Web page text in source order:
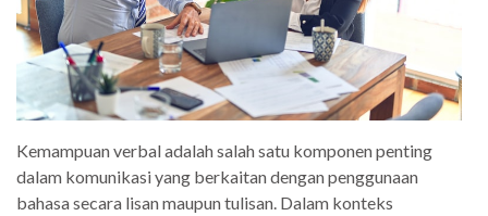
Kemampuan verbal adalah salah satu komponen penting
dalam komunikasi yang berkaitan dengan penggunaan
bahasa secara lisan maupun tulisan. Dalam konteks